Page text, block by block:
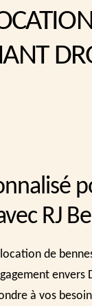
RJ
de
envers
à vos